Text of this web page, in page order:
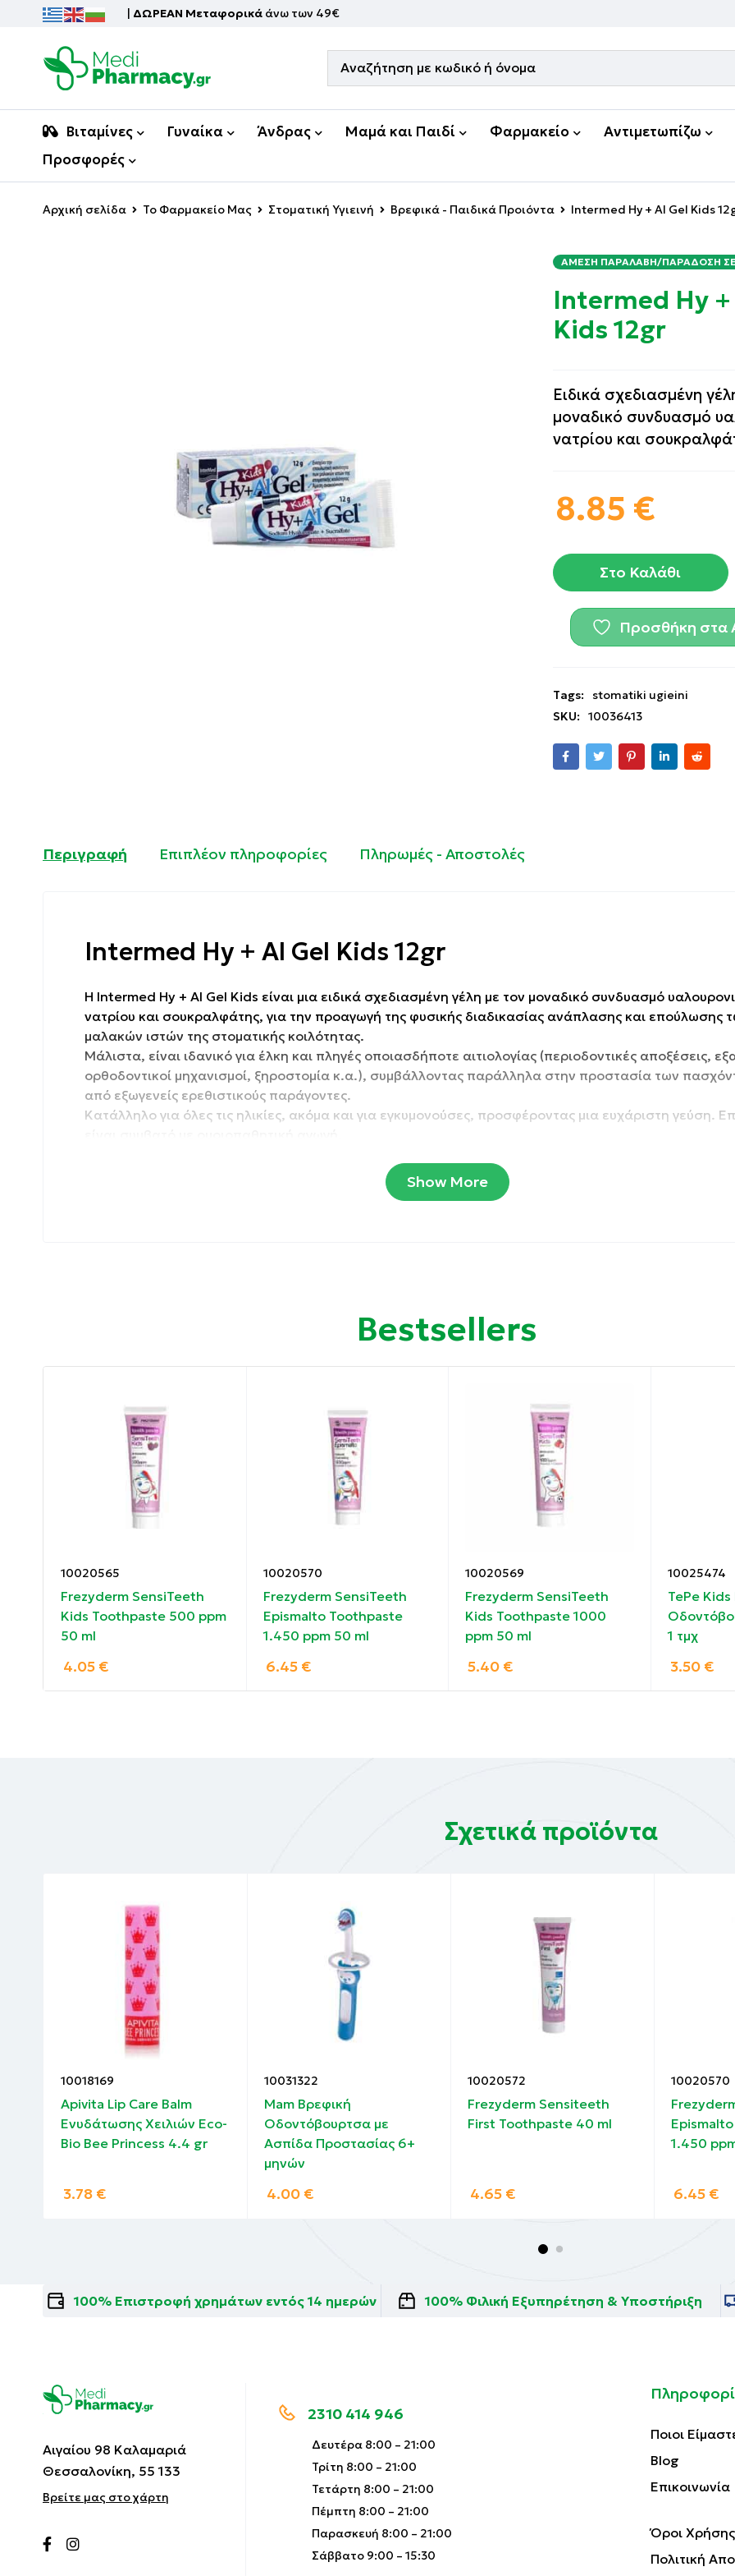
| ΔΩΡΕΑΝ Μεταφορικά άνω των 49€
Βιταμίνες Γυναίκα Άνδρας Μαμά και Παιδί Φαρμακείο Αντιμετωπίζω
Προσφορές
Αρχική σελίδα Το Φαρμακείο Μας Στοματική Υγιεινή Βρεφικά - Παιδικά Προιόντα Intermed Hy + Al Gel Kids
ΆΜΕΣΗ ΠΑΡΑΛΑΒΉ/ΠΑΡΆΔΟΣΗ ΣΕ
Intermed Hy +
Kids 12gr
Eιδικά σχεδιασμένη
μοναδικό συνδυασμό
νατρίου και
8.85 €
Στο Καλάθι
Προσθήκη στα
Tags:
stomatiki ugieini
SKU:
10036413
Περιγραφή Επιπλέον πληροφορίες Πληρωμές - Αποστολές
Intermed Hy + Al Gel Kids 12gr
Η Intermed Hy + Al Gel Kids είναι μια ειδικά σχεδιασμένη γέλη με τον μοναδικό συνδυασμό
νατρίου και σουκραλφάτης, για την προαγωγή της φυσικής διαδικασίας ανάπλασης και επούλωσης
μαλακών ιστών της στοματικής κοιλότητας.
Μάλιστα, είναι ιδανικό για έλκη και πληγές οποιασδήποτε αιτιολογίας (περιοδοντικές αποξέσεις,
ορθοδοντικοί μηχανισμοί, ξηροστομία κ.α.), συμβάλλοντας παράλληλα στην προστασία των
από εξωγενείς ερεθιστικούς παράγοντες.
Κατάλληλο για όλες τις ηλικίες, ακόμα και για εγκυμονούσες, προσφέροντας μια ευχάριστη γεύση.
Προστασία των πασχόντων ιστών από εξωγενείς ερεθιστικούς παράγοντες
Μετά από σωστή στοματική υγιεινή εφαρμόζεται κατάλληλη ποσότητα στη πάσχουσα περιοχή. Με
της άκρης του δακτύλου ή μίας μπατονέτας δημιουργείτε ένα λεπτό φιλμ κάνοντας ελαφρύ μασάζ.
απαιτούνται 5’λεπτά. Δεν απαιτείται ξέπλυμα με νερό.
Το Hyal Gel Kids μπορεί να χρησιμοποιηθεί 3-4 φορές την ημέρα έως 4 εβδομάδες.
Show More
Bestsellers
10020565
Frezyderm SensiTeeth
Kids Toothpaste 500 ppm
50 ml
4.05 €
10020570
Frezyderm SensiTeeth
Epismalto Toothpaste
1.450 ppm 50 ml
6.45 €
10020569
Frezyderm SensiTeeth
Kids Toothpaste 1000
ppm 50 ml
5.40 €
10025474
TePe
1 τμχ
3.50 €
Σχετικά προϊόντα
10018169
Apivita Lip Care Balm
Ενυδάτωσης Χειλιών Eco-
Bio Bee Princess 4.4 gr
3.78 €
10031322
Mam Βρεφική
Οδοντόβουρτσα με
Ασπίδα Προστασίας 6+
μηνών
4.00 €
10020572
Frezyderm Sensiteeth
First Toothpaste 40 ml
4.65 €
10020570
1.450
6.45 €
100% Επιστροφή χρημάτων εντός 14 ημερών 100% Φιλική Εξυπηρέτηση & Υποστήριξη
Αιγαίου 98 Καλαμαριά
Θεσσαλονίκη, 55 133
Βρείτε μας στο χάρτη
2310 414 946
Δευτέρα 8:00 – 21:00
Τρίτη 8:00 – 21:00
Τετάρτη 8:00 – 21:00
Πέμπτη 8:00 – 21:00
Παρασκευή 8:00 – 21:00
Σάββατο 9:00 – 15:30
Ποιοι
Blog
Επικοινωνία
Όροι Χρήσης
Πολιτική